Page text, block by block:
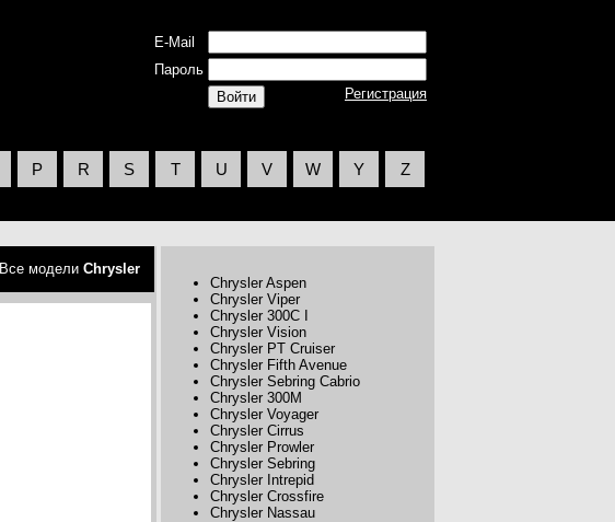
E-Mail
Пароль
Регистрация
P R S T U V W Y Z
Все модели Chrysler
Chrysler Aspen
Chrysler Viper
Chrysler 300C I
Chrysler Vision
Chrysler PT Cruiser
Chrysler Fifth Avenue
Chrysler Sebring Cabrio
Chrysler 300M
Chrysler Voyager
Chrysler Cirrus
Chrysler Prowler
Chrysler Sebring
Chrysler Intrepid
Chrysler Crossfire
Chrysler Nassau